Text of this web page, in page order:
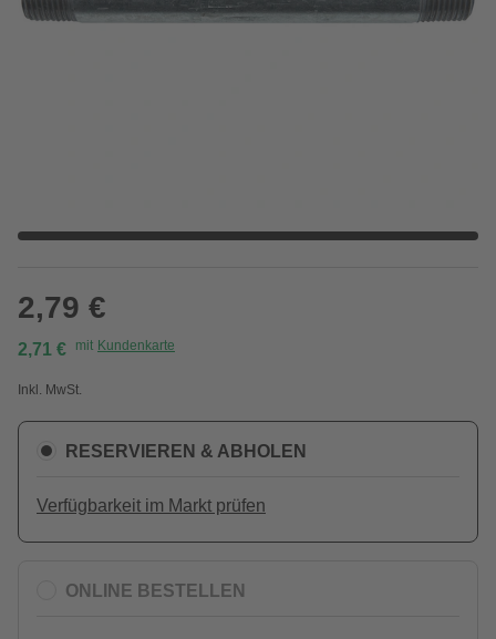
2,79 €
2,71 € mit Kundenkarte
Inkl. MwSt.
RESERVIEREN & ABHOLEN
Verfügbarkeit im Markt prüfen
ONLINE BESTELLEN